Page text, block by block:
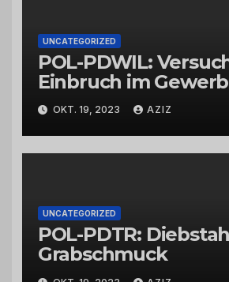
UNCATEGORIZED
POL-PDWIL:
Einbruch im
Wittlich
OKT. 19, 2023 AZIZ
UNCATEGORIZED
POL-PDTR:
Grabschmuck